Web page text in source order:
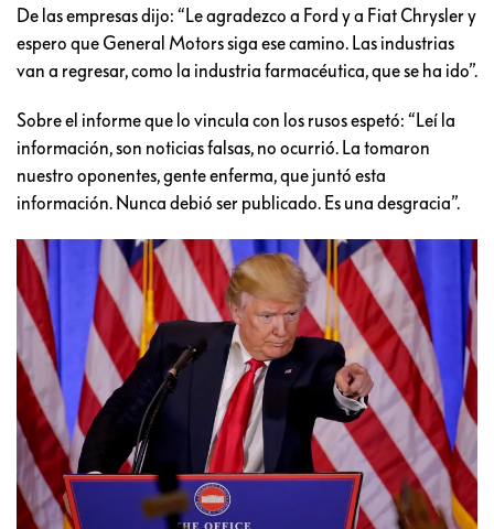
De las empresas dijo: “Le agradezco a Ford y a Fiat Chrysler y
espero que General Motors siga ese camino. Las industrias
van a regresar, como la industria farmacéutica, que se ha ido”.
Sobre el informe que lo vincula con los rusos espetó: “Leí la
información, son noticias falsas, no ocurrió. La tomaron
nuestro oponentes, gente enferma, que juntó esta
información. Nunca debió ser publicado. Es una desgracia”.